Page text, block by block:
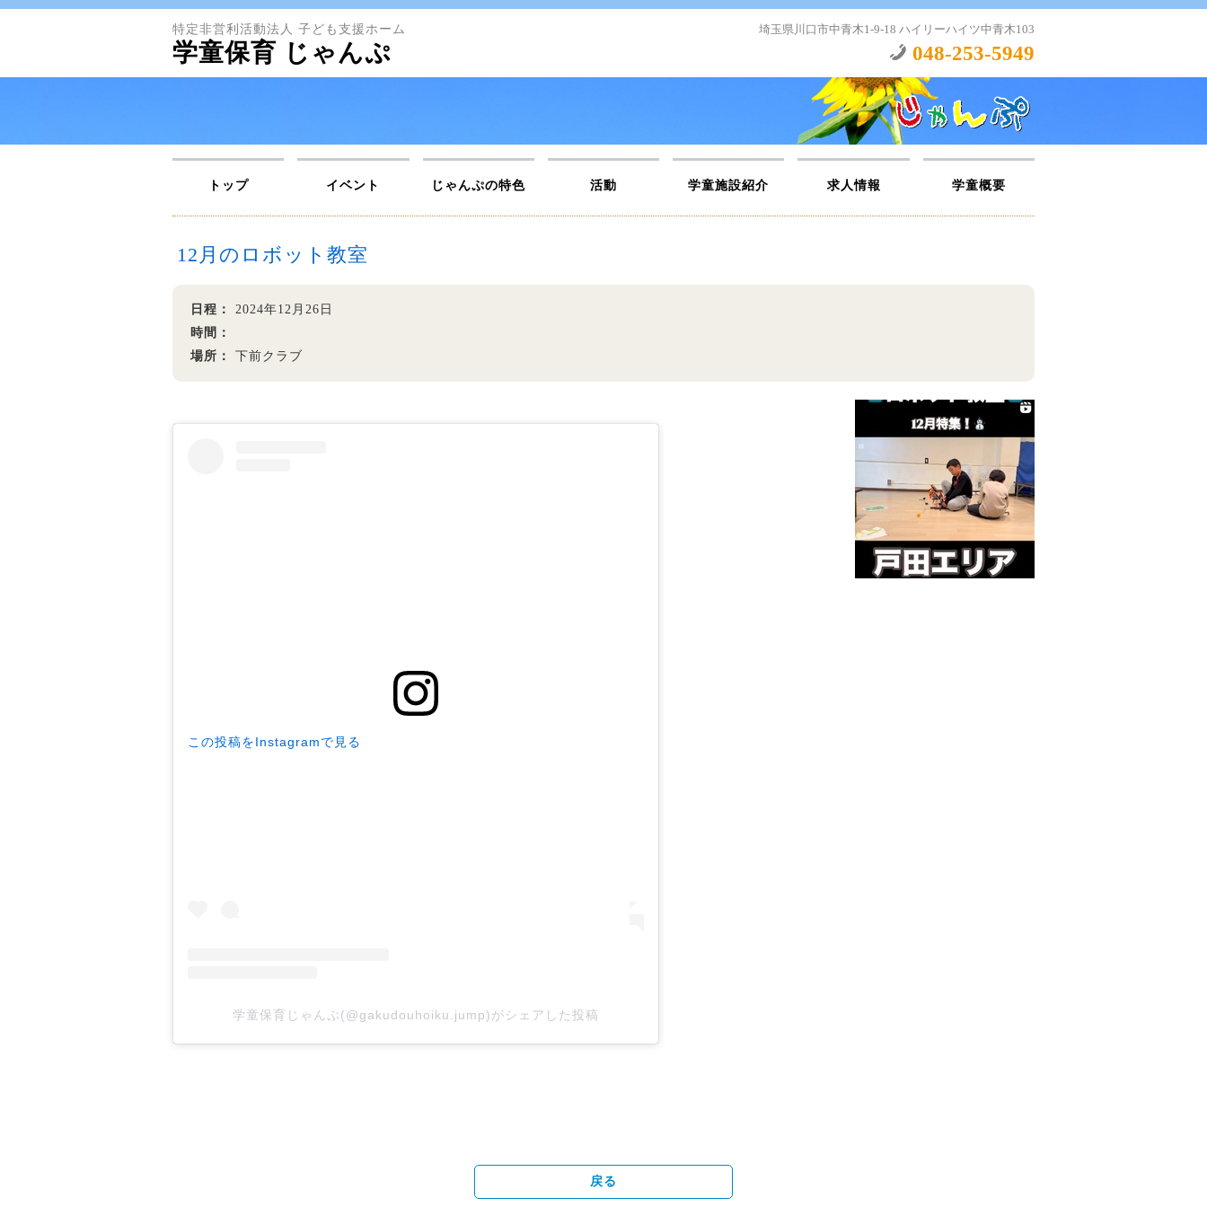
特定非営利活動法人 子ども支援ホーム
学童保育 じゃんぷ
埼玉県川口市中青木1-9-18 ハイリーハイツ中青木103
048-253-5949
トップ イベント じゃんぷの特色 活動 学童施設紹介 求人情報 学童概要
12月のロボット教室
日程： 2024年12月26日
時間：
場所： 下前クラブ
この投稿をInstagramで見る
学童保育じゃんぷ(@gakudouhoiku.jump)がシェアした投稿
戻る